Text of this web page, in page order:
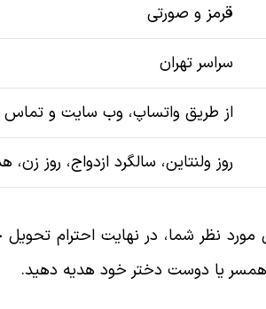
قرمز و صورتی
سراسر تهران
از طریق واتساپ، وب سایت و تماس
روز ولنتاین، سالگرد ازدواج، روز زن،
نظر شما، در نهایت احترام تحویل
یا دوست دختر خود هدیه دهید.